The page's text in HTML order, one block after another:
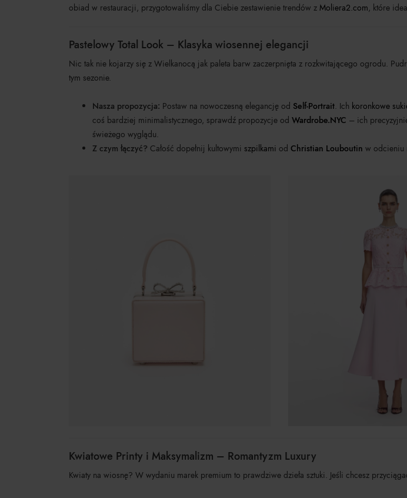
obiad w restauracji, przygotowaliśmy dla Ciebie zestawienie trendów z Moliera2.com, które
Pastelowy Total Look – Klasyka wiosennej elegancji
Nic tak nie kojarzy się z Wielkanocą jak paleta barw zaczerpnięta z rozkwitającego ogrodu.
tym sezonie.
Nasza propozycja: Postaw na nowoczesną elegancję od Self-Portrait. Ich koronkowe
coś bardziej minimalistycznego, sprawdź propozycje od Wardrobe.NYC – ich
świeżego wyglądu.
Z czym łączyć? Całość dopełnij kultowymi szpilkami od Christian Louboutin w odcieniu
Kwiatowe Printy i Maksymalizm – Romantyzm Luxury
Kwiaty na wiosnę? W wydaniu marek premium to prawdziwe dzieła sztuki. Jeśli chcesz